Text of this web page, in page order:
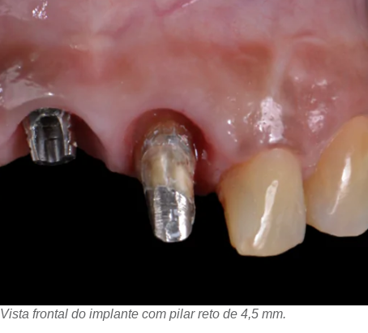
Vista frontal do implante com pilar reto de 4,5 mm.